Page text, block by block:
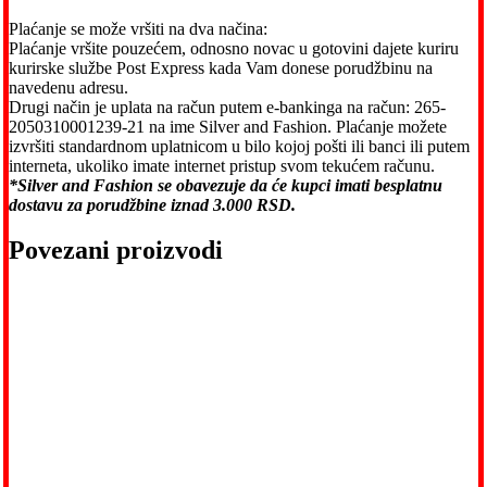
Plaćanje se može vršiti na dva načina:
Plaćanje vršite pouzećem, odnosno novac u gotovini dajete kuriru
kurirske službe Post Express kada Vam donese porudžbinu na
navedenu adresu.
Drugi način je uplata na račun putem e-bankinga na račun: 265-
2050310001239-21 na ime Silver and Fashion. Plaćanje možete
izvršiti standardnom uplatnicom u bilo kojoj pošti ili banci ili putem
interneta, ukoliko imate internet pristup svom tekućem računu.
*Silver and Fashion se obavezuje da će kupci imati besplatnu
dostavu za porudžbine iznad 3.000 RSD.
Povezani proizvodi